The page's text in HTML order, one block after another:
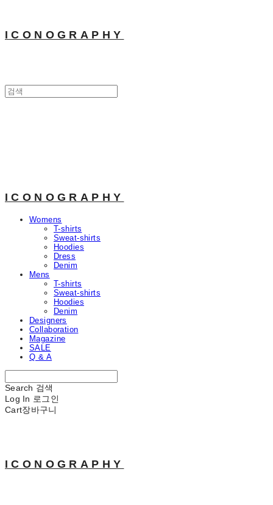
ICONOGRAPHY
ICONOGRAPHY
Womens
T-shirts
Sweat-shirts
Hoodies
Dress
Denim
Mens
T-shirts
Sweat-shirts
Hoodies
Denim
Designers
Collaboration
Magazine
SALE
Q & A
Search 검색
Log In 로그인
Cart장바구니
ICONOGRAPHY